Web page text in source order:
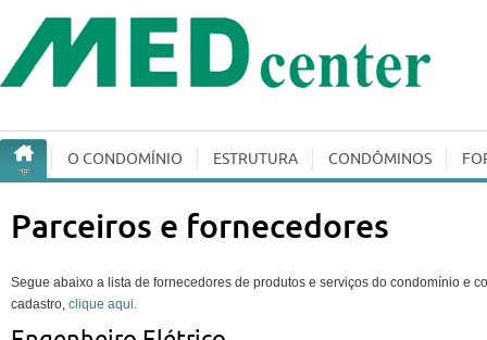
O CONDOMÍ­NIO ESTRUTURA CONDÔMINOS
Parceiros e fornecedores
Segue abaixo a lista de fornecedores de produtos e serviços do condomínio e
cadastro, clique aqui.